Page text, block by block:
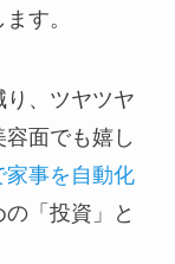
す。
、ツヤツヤ
面でも嬉し
家事を自動化
「投資」と